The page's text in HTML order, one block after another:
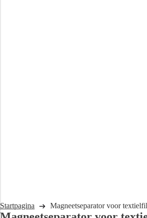
Startpagina Magneetseparator voor